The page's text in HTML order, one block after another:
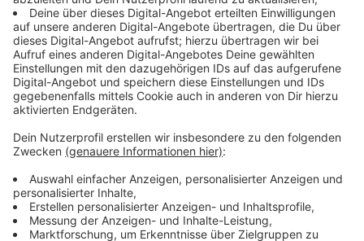
Arbeitserlaubnis haben. Ermittelt wird in einem solchen
Fall vor allem gegen die Arbeitgeber.
Anzeige
Weitere Meldungen aus Leverkusen
Anzeige
Wenig Veränderung für Radfahrer in Leverkusen
Energieversorgung Leverkusen rechnet mit vielen